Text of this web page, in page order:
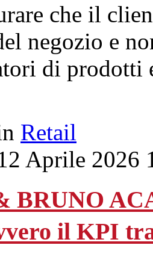
che il
negozio e
di
Retail
Aprile 2026
BRUNO
il KPI